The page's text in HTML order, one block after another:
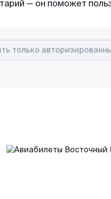
— он поможет